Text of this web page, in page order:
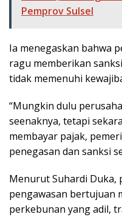
Pemprov Sulsel
Ia menegaskan bahwa
ragu memberikan
tidak memenuhi
“Mungkin dulu
seenaknya, tetapi
membayar pajak,
penegasan dan sanksi
Menurut Suhardi Duka,
pengawasan bertujuan
perkebunan yang adil,